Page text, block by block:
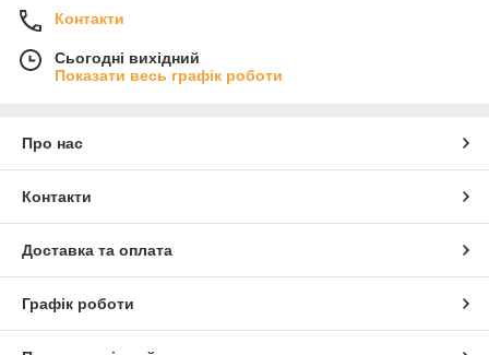
Контакти
Сьогодні вихідний
Показати весь графік роботи
Про нас
Контакти
Доставка та оплата
Графік роботи